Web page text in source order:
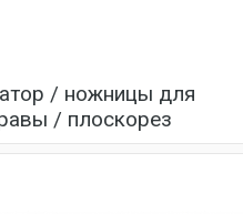
/ ножницы для
/ плоскорез